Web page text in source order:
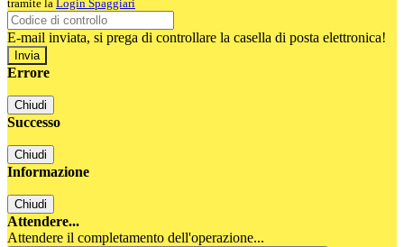
tramite la Login Spaggiari
E-mail inviata, si prega di controllare la casella di posta elettronica!
Errore
Chiudi
Successo
Chiudi
Informazione
Chiudi
Attendere...
Attendere il completamento dell'operazione...